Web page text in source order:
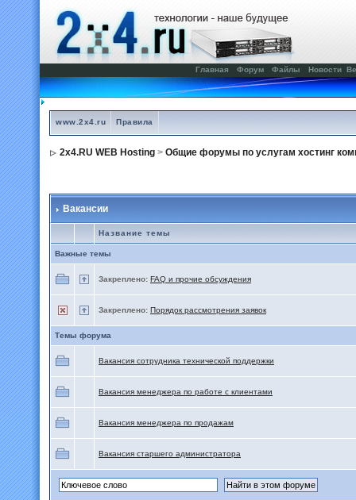
Главная Форум Файлы Новости
www.2x4.ru Правила
2x4.RU WEB Hosting > Общие форумы по услугам хостинг
Вакансии
Название темы
Важные темы
Закреплено: FAQ и прочие обсуждения
Закреплено: Порядок рассмотрения заявок
Темы форума
Вакансия сотрудника технической поддержки
Вакансия менеджера по работе с клиентами
Вакансия менеджера по продажам
Вакансия старшего администратора